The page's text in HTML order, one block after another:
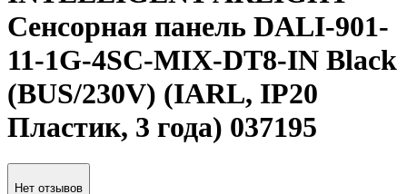
Сенсорная панель DALI-901-
11-1G-4SC-MIX-DT8-IN Black
(BUS/230V) (IARL, IP20
Пластик, 3 года) 037195
Нет отзывов